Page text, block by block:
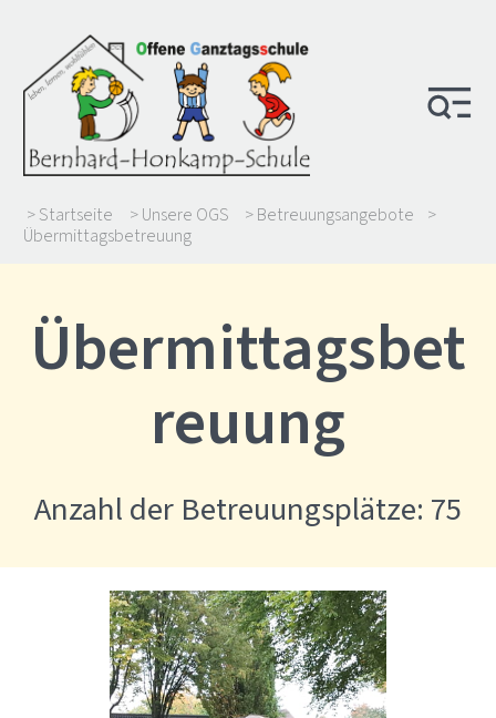
> Startseite > Unsere OGS > Betreuungsangebote
>
Übermittagsbetreuung
Übermittagsbet
reuung
Anzahl der Betreuungsplätze: 75